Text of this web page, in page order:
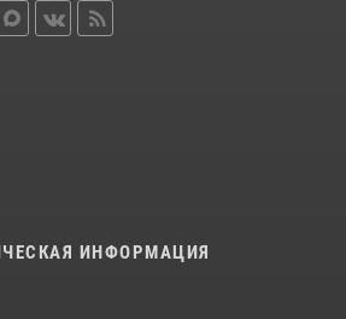
ИНФОРМАЦИЯ